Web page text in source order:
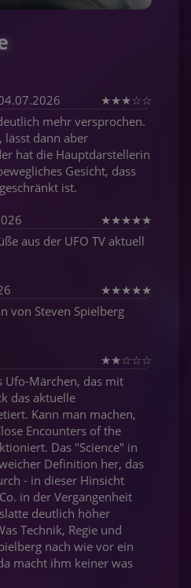
★★★☆☆
mehr versprochen.
lässt dann aber
hat die Hauptdarstellerin
Gesicht, dass
ist.
★★★★★
aus der UFO TV aktuell
★★★★★
von Steven Spielberg
★★☆☆☆
Ufo-Märchen, das mit
das aktuelle
Kann man machen,
Encounters of the
Das "Science" in
Definition her, das
- in dieser Hinsicht
in der Vergangenheit
deutlich höher
Technik, Regie und
nach wie vor ein
macht ihm keiner was